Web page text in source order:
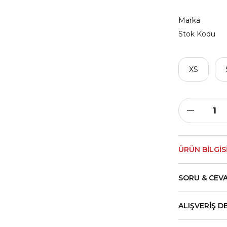
Marka
Stok Kodu
XS
ÜRÜN
SORU &
ALIŞVERIŞ